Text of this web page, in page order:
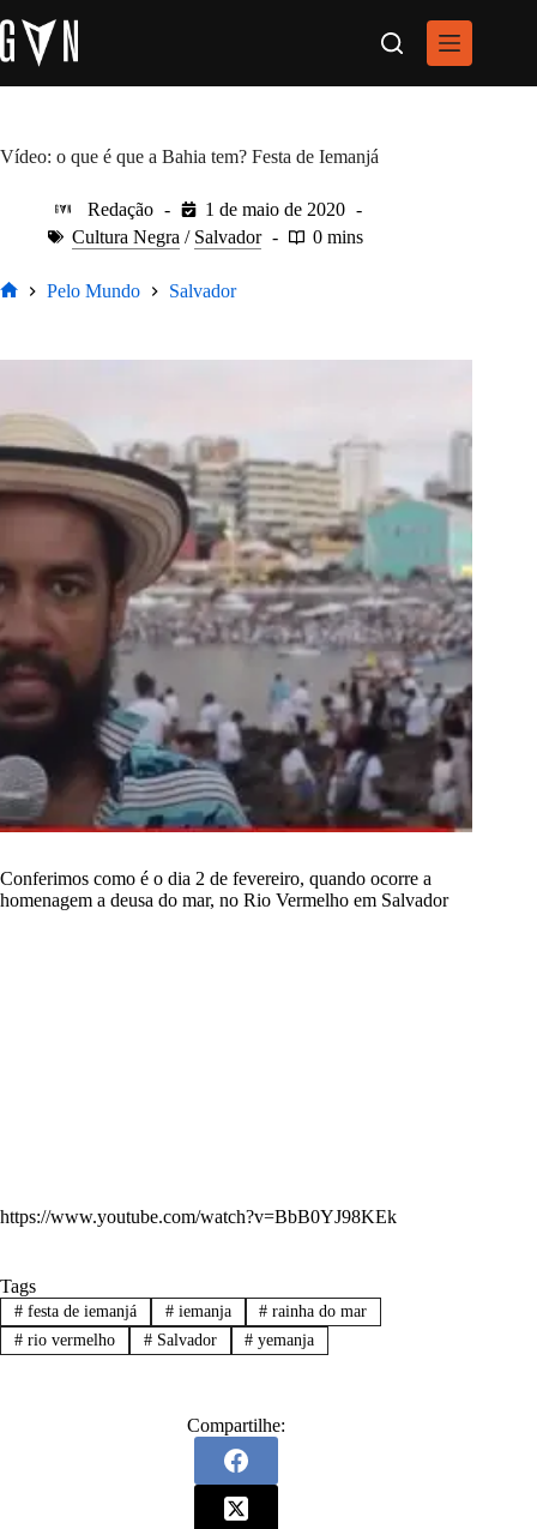
para
o
conteúdo
Vídeo: o que é que a Bahia tem? Festa de Iemanjá
Redação
1 de maio de 2020
Cultura Negra / Salvador 0 mins
Pelo Mundo Salvador
Conferimos como é o dia 2 de fevereiro, quando ocorre a
homenagem a deusa do mar, no Rio Vermelho em Salvador
https://www.youtube.com/watch?v=BbB0YJ98KEk
Tags
#festa de iemanjá #iemanja # rainha do mar
#rio vermelho #Salvador # yemanja
Compartilhe: